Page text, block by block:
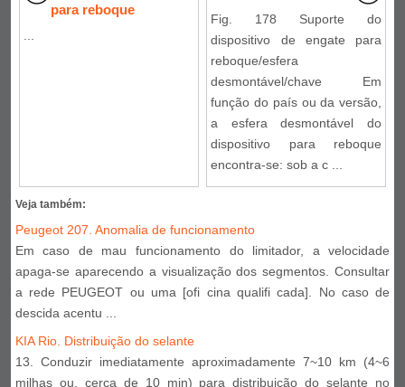
para reboque
Fig. 178 Suporte do
dispositivo de engate para
reboque/esfera
desmontável/chave Em
função do país ou da versão,
a esfera desmontável do
dispositivo para reboque
encontra-se: sob a c ...
Veja também:
Peugeot 207. Anomalia de funcionamento
Em caso de mau funcionamento do limitador, a velocidade
apaga-se aparecendo a visualização dos segmentos. Consultar
a rede PEUGEOT ou uma [ofi cina qualifi cada]. No caso de
descida acentu ...
KIA Rio. Distribuição do selante
13. Conduzir imediatamente aproximadamente 7~10 km (4~6
milhas ou, cerca de 10 min) para distribuição do selante no